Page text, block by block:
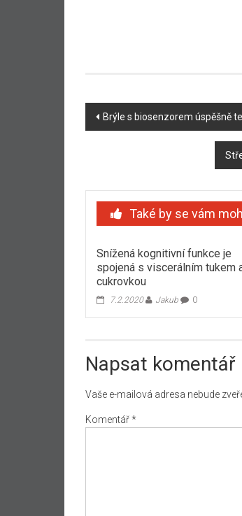
Navigace
Brýle s biosenzorem úspěšně
Také by se vám
Snížená kognitivní funkce je
spojená s viscerálním tukem
cukrovkou
7.2.2020 Jakub 0
Napsat komentář
Vaše e-mailová adresa nebude
Komentář*